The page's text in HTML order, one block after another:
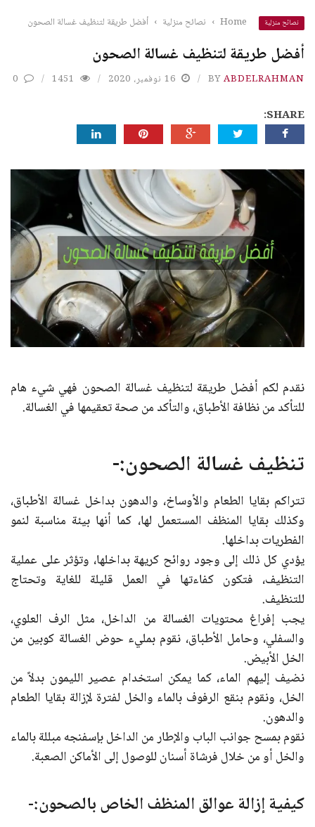
نصائح منزلية Home
› نصائح منزلية › أفضل طريقة لتنظيف غسالة الصحون
أفضل طريقة لتنظيف غسالة الصحون
BYABDELRAHMAN 16 نوفمبر، 2020 1451
0
SHARE:
نقدم لكم أفضل طريقة لتنظيف غسالة الصحون فهي شيء هام
للتأكد من نظافة الأطباق، والتأكد من صحة تعقيمها في الغسالة.
تنظيف غسالة الصحون:-
تتراكم بقايا الطعام والأوساخ، والدهون بداخل غسالة الأطباق،
وكذلك بقايا المنظف المستعمل لها، كما أنها بيئة مناسبة لنمو
الفطريات بداخلها.
يؤدي كل ذلك إلى وجود روائح كريهة بداخلها، وتؤثر على عملية
التنظيف، فتكون كفاءتها في العمل قليلة للغاية وتحتاج
للتنظيف.
يجب إفراغ محتويات الغسالة من الداخل، مثل الرف العلوي،
والسفلي، وحامل الأطباق، نقوم بمليء حوض الغسالة كوبين من
الخل الأبيض.
نضيف إليهم الماء، كما يمكن استخدام عصير الليمون بدلاً من
الخل، ونقوم بنقع الرفوف بالماء والخل لفترة لإزالة بقايا الطعام
والدهون.
نقوم بمسح جوانب الباب والإطار من الداخل بإسفنجه مبللة بالماء
والخل أو من خلال فرشاة أسنان للوصول إلى الأماكن الصعبة.
كيفية إزالة عوالق المنظف الخاص بالصحون:-